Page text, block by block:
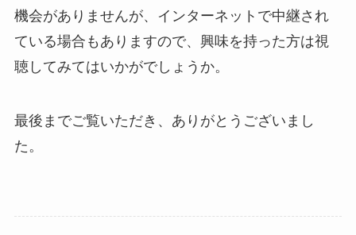
機会がありませんが、インターネットで中継され
ている場合もありますので、興味を持った方は視
聴してみてはいかがでしょうか。
最後までご覧いただき、ありがとうございまし
た。